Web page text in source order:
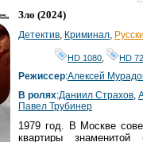
Зло (2024)
Детектив Криминал
HD 1080 HD
Режиссер:Алексей
В ролях:Даниил Страхов
Павел Трубинер
1979 год. В Москве
квартиры знаменитой